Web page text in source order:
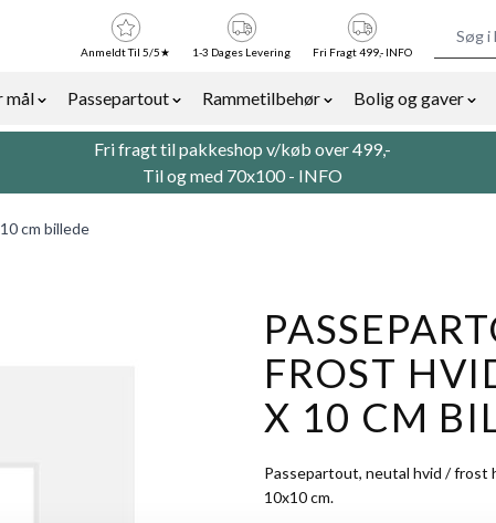
mål
Passepartout
Rammetilbehør
Bolig og gaver
Anmeldt Til 5/5★ 1-3 Dages Levering Fri Fragt 499,- INFO
Fri fragt til pakkeshop v/køb over 499,-
Til og med 70x100 - INFO
cm billede
FROST
X 10 CM
Passepartout, neutal hvid / frost
10x10 cm.